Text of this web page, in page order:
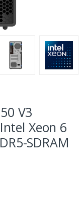
V3
Xeon 6
SDRAM